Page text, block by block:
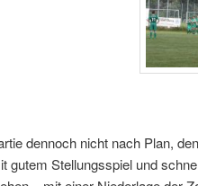
dennoch nicht nach Plan,
gutem Stellungsspiel und